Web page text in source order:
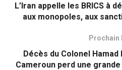
L’Iran appelle les BRICS à
aux monopoles, aux
Prochain
Décès du Colonel Hamad
Cameroun perd une